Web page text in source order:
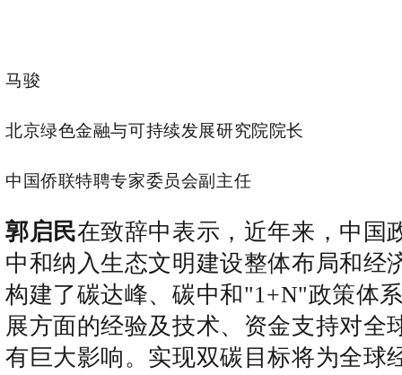
马骏
北京绿色金融与可持续发展研究院院长
中国侨联特聘专家委员会副主任
郭启民在致辞中表示，近年来，中国
中和纳入生态文明建设整体布局和经
构建了碳达峰、碳中和"1+N"政策体
展方面的经验及技术、资金支持对全
有巨大影响。实现双碳目标将为全球